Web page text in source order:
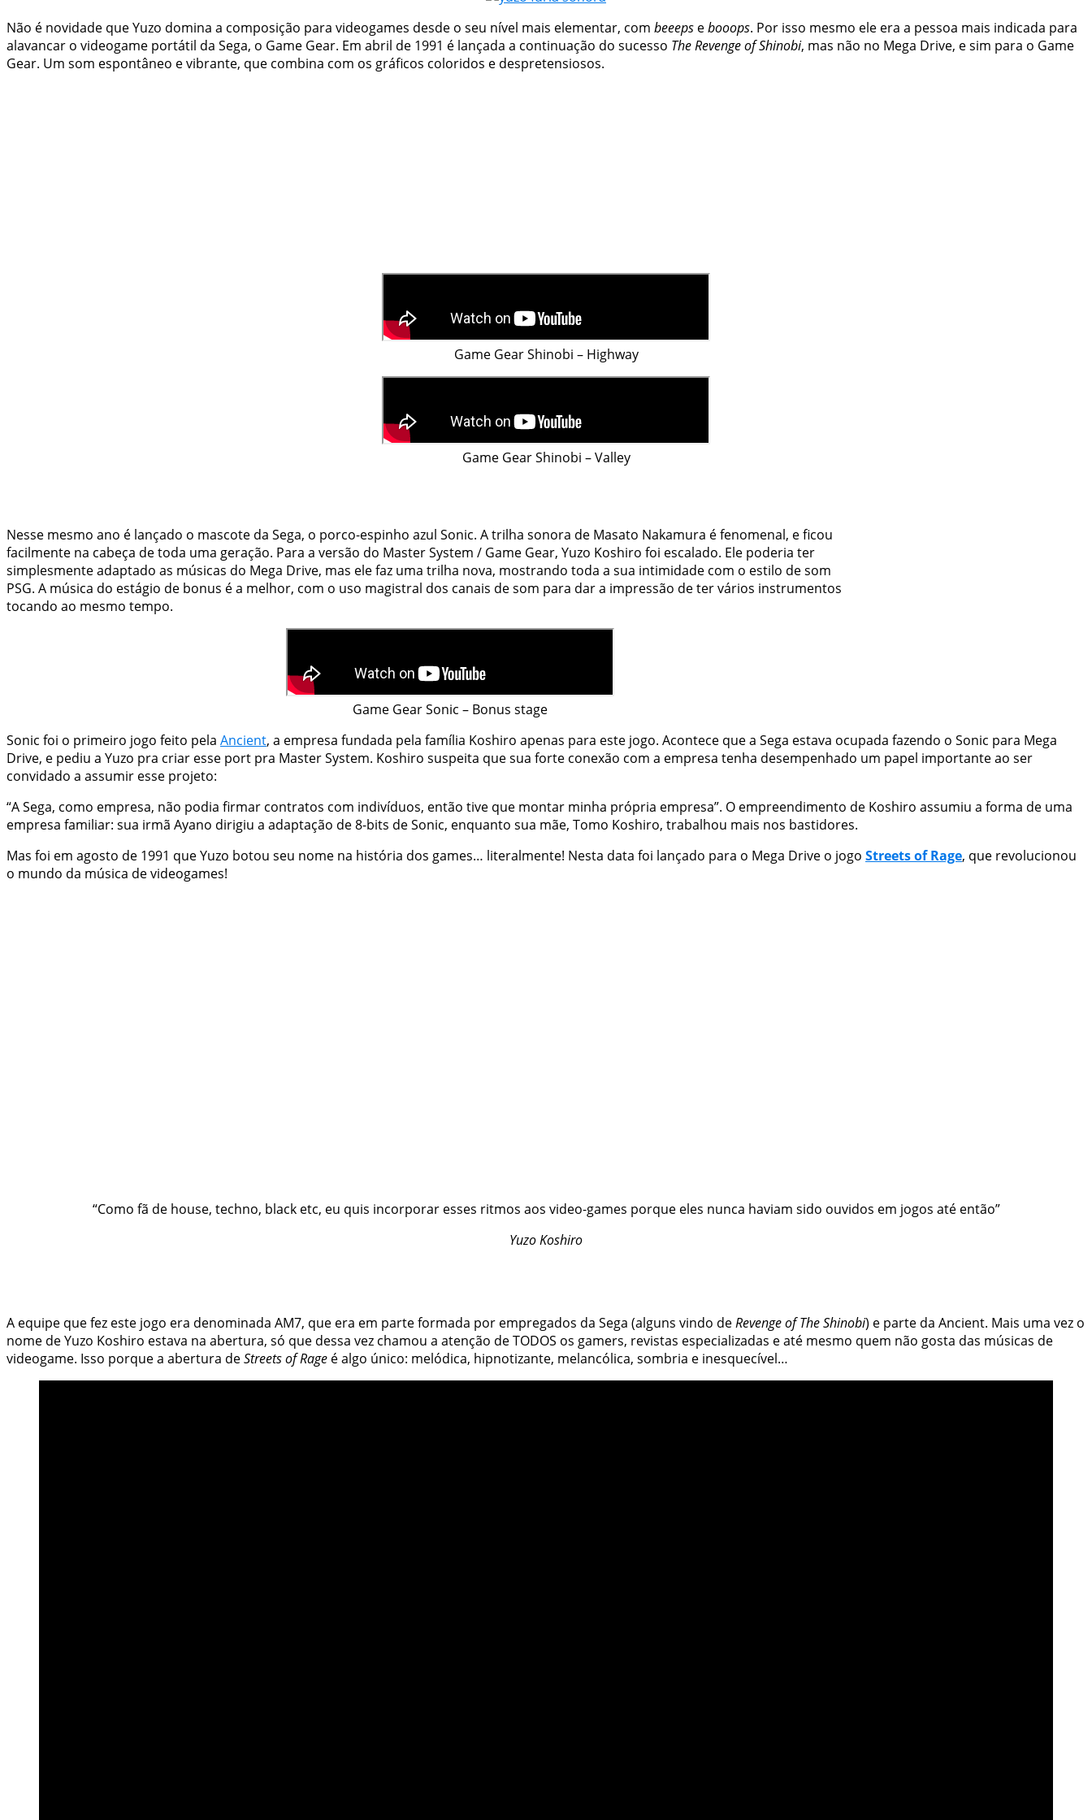
Não é novidade que Yuzo domina a composição para videogames desde o seu nível mais elementar, com beeeps ebooops. Por isso mesmo ele era a pessoa mais indicada para
alavancar o videogame portátil da Sega, o Game Gear. Em abril de 1991 é lançada a continuação do sucesso The Revenge of Shinobi, mas não no Mega Drive, e sim para o Game
Gear. Um som espontâneo e vibrante, que combina com os gráficos coloridos e despretensiosos.
Game Gear Shinobi – Highway
Game Gear Shinobi – Valley
Nesse mesmo ano é lançado o mascote da Sega, o porco-espinho azul Sonic. A trilha sonora de Masato Nakamura é fenomenal, e ficou
facilmente na cabeça de toda uma geração. Para a versão do Master System / Game Gear, Yuzo Koshiro foi escalado. Ele poderia ter
simplesmente adaptado as músicas do Mega Drive, mas ele faz uma trilha nova, mostrando toda a sua intimidade com o estilo de som
PSG. A música do estágio de bonus é a melhor, com o uso magistral dos canais de som para dar a impressão de ter vários instrumentos
tocando ao mesmo tempo.
Game Gear Sonic – Bonus stage
Sonic foi o primeiro jogo feito pela Ancient, a empresa fundada pela família Koshiro apenas para este jogo. Acontece que a Sega estava ocupada fazendo o Sonic para Mega
Drive, e pediu a Yuzo pra criar esse port pra Master System. Koshiro suspeita que sua forte conexão com a empresa tenha desempenhado um papel importante ao ser
convidado a assumir esse projeto:
“A Sega, como empresa, não podia firmar contratos com indivíduos, então tive que montar minha própria empresa”. O empreendimento de Koshiro assumiu a forma de uma
empresa familiar: sua irmã Ayano dirigiu a adaptação de 8-bits de Sonic, enquanto sua mãe, Tomo Koshiro, trabalhou mais nos bastidores.
Mas foi em agosto de 1991 que Yuzo botou seu nome na história dos games… literalmente! Nesta data foi lançado para o Mega Drive o jogo Streets of Rage, que revolucionou
o mundo da música de videogames!
“Como fã de house, techno, black etc, eu quis incorporar esses ritmos aos video-games porque eles nunca haviam sido ouvidos em jogos até então”
Yuzo Koshiro
A equipe que fez este jogo era denominada AM7, que era em parte formada por empregados da Sega (alguns vindo deRevenge of The Shinobi) e parte da Ancient. Mais uma vez o
nome de Yuzo Koshiro estava na abertura, só que dessa vez chamou a atenção deTODOS os gamers, revistas especializadas e até mesmo quem não gosta das músicas de
videogame. Isso porque a abertura deStreets of Rage é algo único: melódica, hipnotizante, melancólica, sombria e inesquecível…